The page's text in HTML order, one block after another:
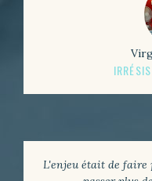
L'enjeu était de faire